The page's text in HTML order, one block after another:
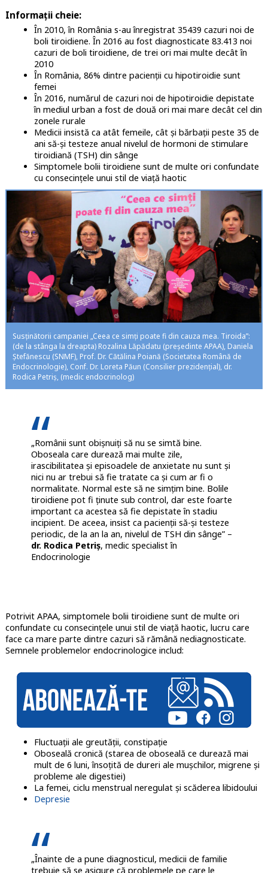
Informații cheie:
În 2010, în România s-au înregistrat 35439 cazuri noi de
boli tiroidiene. În 2016 au fost diagnosticate 83.413 noi
cazuri de boli tiroidiene, de trei ori mai multe decât în
2010
În România, 86% dintre pacienții cu hipotiroidie sunt
femei
În 2016, numărul de cazuri noi de hipotiroidie depistate
în mediul urban a fost de două ori mai mare decât cel din
zonele rurale
Medicii insistă ca atât femeile, cât și bărbații peste 35 de
ani să-și testeze anual nivelul de hormoni de stimulare
tiroidiană (TSH) din sânge
Simptomele bolii tiroidiene sunt de multe ori confundate
cu consecințele unui stil de viață haotic
Susținătorii campaniei „Ceea ce simți poate fi din cauza mea. Tiroida”:
(de la stânga la dreapta) Rozalina Lăpădatu (președinte APAA), Daniela
Ștefănescu (SNMF), Prof. Dr. Cătălina Poiană (Societatea Română de
Endocrinologie), Conf. Dr. Loreta Păun (Consilier prezidențial), dr.
Rodica Petriș, (medic endocrinolog)
„Românii sunt obișnuiți să nu se simtă bine.
Oboseala care durează mai multe zile,
irascibilitatea și episoadele de anxietate nu sunt și
nici nu ar trebui să fie tratate ca și cum ar fi o
normalitate. Normal este să ne simțim bine. Bolile
tiroidiene pot fi ținute sub control, dar este foarte
important ca acestea să fie depistate în stadiu
incipient. De aceea, insist ca pacienții să-și testeze
periodic, de la an la an, nivelul de TSH din sânge” –
dr. Rodica Petriș, medic specialist în
Endocrinologie
Potrivit APAA, simptomele bolii tiroidiene sunt de multe ori
confundate cu consecințele unui stil de viață haotic, lucru care
face ca mare parte dintre cazuri să rămână nediagnosticate.
Semnele problemelor endocrinologice includ:
Fluctuații ale greutății, constipație
Oboseală cronică (starea de oboseală ce durează mai
mult de 6 luni, însoțită de dureri ale mușchilor, migrene și
probleme ale digestiei)
La femei, ciclu menstrual neregulat și scăderea libidoului
Depresie
„Înainte de a pune diagnosticul, medicii de familie
trebuie să se asigure că problemele pe care le